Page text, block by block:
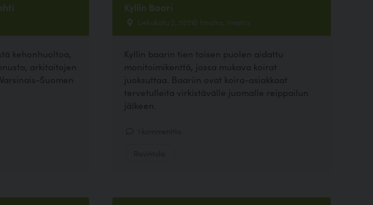
kehonhuoltoa,
arkitaitojen
Suomen
Kyllin Baari
Liekokatu 2, 55510 Imatra, Imatra
Kyllin baarin tien toisen puolen aidattu
monitoimikenttä, jossa mukava koirat
juoksuttaa. Baariin ovat koira-asiakkaat
tervetulleita virkistävälle juomalle reippailun
jälkeen.